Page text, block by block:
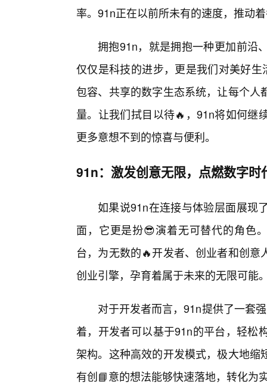
率。91n正在以前所未有的速度，推动
拥抱91n，就是拥抱一种更加前沿
仅仅是科技的进步，更是我们对美好
包容、共享的数字生态系统，让每个
量。让我们拭目以待🔥，91n将如何继
更多意想不到的惊喜与便利。
91n：激发创意无限，点燃数字时
如果说91n在连接与体验层面展现
面，它更是扮😎演着无可替代的角色
台，为无数的🔥开发者、创业者和创
创业引擎，孕育着属于未来的无限可能
对于开发者而言，91n提供了一套
着，开发者可以基于91n的平台，轻松
架构。这种高效的开发模式，极大地
有创📘意的想法能够快速落地，转化为